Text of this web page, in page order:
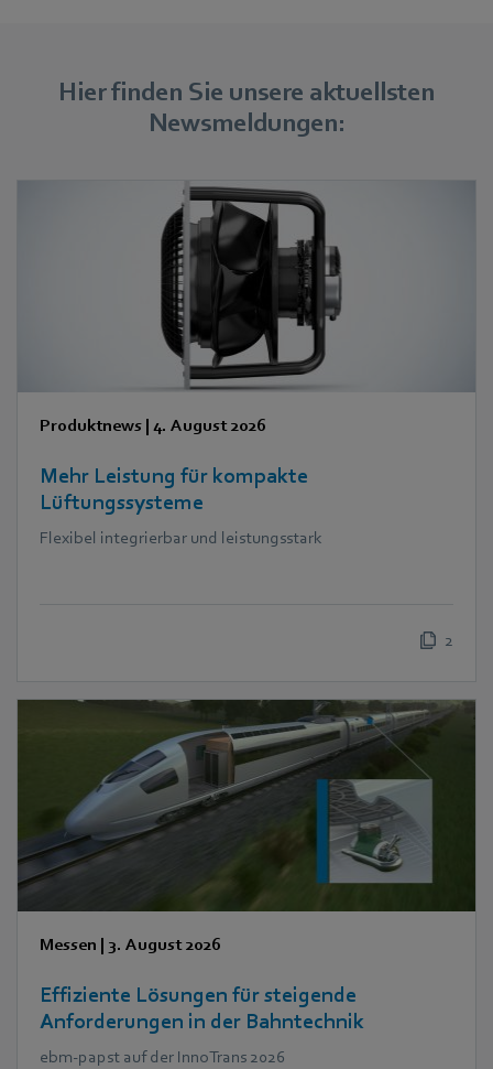
Hier finden Sie unsere aktuellsten
Newsmeldungen:
Produktnews | 4. August 2026
Mehr Leistung für kompakte
Lüftungssysteme
Flexibel integrierbar und leistungsstark
2
Messen | 3. August 2026
Effiziente Lösungen für steigende
Anforderungen in der Bahntechnik
ebm‑papst auf der InnoTrans 2026